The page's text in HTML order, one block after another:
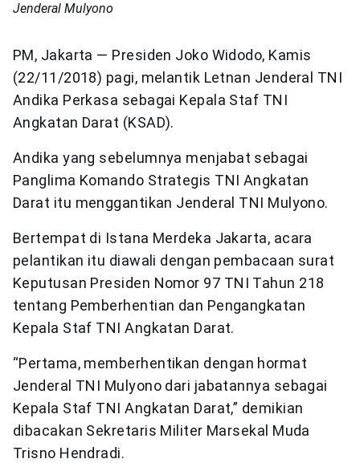
Jenderal Mulyono
PM, Jakarta — Presiden Joko Widodo, Kamis
(22/11/2018) pagi, melantik Letnan Jenderal TNI
Andika Perkasa sebagai Kepala Staf TNI
Angkatan Darat (KSAD).
Andika yang sebelumnya menjabat sebagai
Panglima Komando Strategis TNI Angkatan
Darat itu menggantikan Jenderal TNI Mulyono.
Bertempat di Istana Merdeka Jakarta, acara
pelantikan itu diawali dengan pembacaan surat
Keputusan Presiden Nomor 97 TNI Tahun 218
tentang Pemberhentian dan Pengangkatan
Kepala Staf TNI Angkatan Darat.
“Pertama, memberhentikan dengan hormat
Jenderal TNI Mulyono dari jabatannya sebagai
Kepala Staf TNI Angkatan Darat,” demikian
dibacakan Sekretaris Militer Marsekal Muda
Trisno Hendradi.